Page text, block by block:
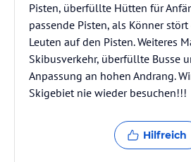
Pisten, überfüllte Hütten für
passende Pisten, als Könner
Leuten auf den Pisten. Weiteres
Skibusverkehr, überfüllte Busse
Anpassung an hohen Andrang.
Skigebiet nie wieder besuchen!!!
Hilfreich